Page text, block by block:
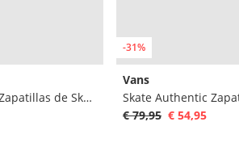
Skate Old Skool Wafflecup Zapatillas de Skate
-31%
Vans
Skate Authentic
€ 79,95 € 54,95